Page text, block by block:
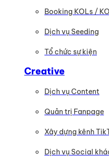
Booking KOLs /
Dịch vụ Seeding
Tổ chức sự kiện
Creative
Dịch vụ Content
Quản trị Fanpage
Xây dựng kênh
Dịch vụ Social